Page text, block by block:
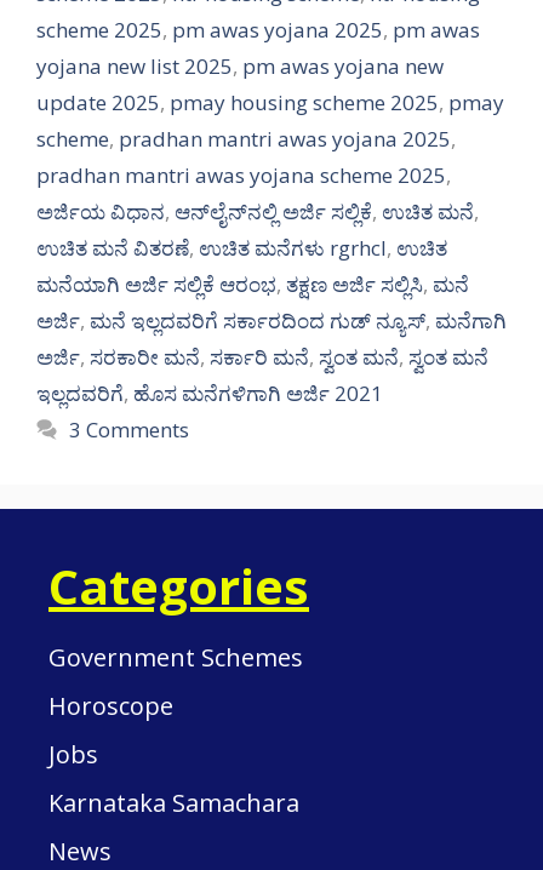
scheme 2025, pm awas yojana 2025, pm awas
yojana new list 2025, pm awas yojana new
update 2025, pmay housing scheme 2025, pmay
scheme, pradhan mantri awas yojana 2025,
pradhan mantri awas yojana scheme 2025,
ಅರ್ಜಿಯ ವಿಧಾನ, ಆನ್‍ಲೈನ್‍ನಲ್ಲಿ ಅರ್ಜಿ ಸಲ್ಲಿಕೆ, ಉಚಿತ ಮನೆ,
ಉಚಿತ ಮನೆ ವಿತರಣೆ, ಉಚಿತ ಮನೆಗಳು rgrhcl, ಉಚಿತ
ಮನೆಯಾಗಿ ಅರ್ಜಿ ಸಲ್ಲಿಕೆ ಆರಂಭ, ತಕ್ಷಣ ಅರ್ಜಿ ಸಲ್ಲಿಸಿ, ಮನೆ
ಅರ್ಜಿ, ಮನೆ ಇಲ್ಲದವರಿಗೆ ಸರ್ಕಾರದಿಂದ ಗುಡ್ ನ್ಯೂಸ್, ಮನೆಗಾಗಿ
ಅರ್ಜಿ, ಸರಕಾರೀ ಮನೆ, ಸರ್ಕಾರಿ ಮನೆ, ಸ್ವಂತ ಮನೆ, ಸ್ವಂತ ಮನೆ
ಇಲ್ಲದವರಿಗೆ, ಹೊಸ ಮನೆಗಳಿಗಾಗಿ ಅರ್ಜಿ 2021
3 Comments
Categories
Government Schemes
Horoscope
Jobs
Karnataka Samachara
News